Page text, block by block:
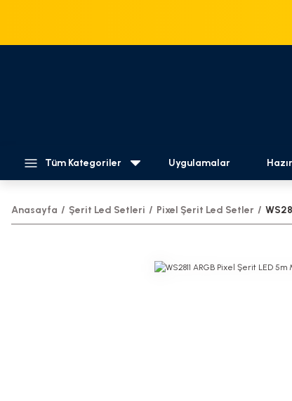
Tüm Kategoriler Uygulamalar
Anasayfa Şerit Led Setleri Pixel Şerit Led Setler